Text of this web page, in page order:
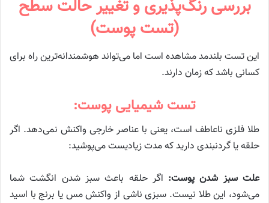
بررسی رنگ‌پذیری و تغییر حالت سطح
(تست پوست)
این تست بلندمد مشاهده است اما می‌تواند هوشمندانه‌ترین راه برای
کسانی باشد که زمان دارند.
تست شیمیایی پوست:
طلا فلزی ناعاطف است، یعنی با عناصر خارجی واکنش نمی‌دهد. اگر
حلقه یا گردنبندی دارید که مدت زیادیست می‌پوشید:
علت سبز شدن پوست: اگر حلقه باعث سبز شدن انگشت شما
می‌شود، این طلا نیست. سبزی ناشی از واکنش مس یا برنج با اسید